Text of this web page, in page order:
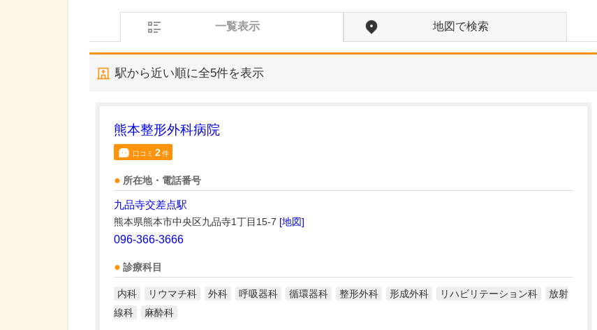
一覧表示 地図で検索
駅から近い順に全5件を表示
熊本整形外科病院
口コミ 2件
所在地・電話番号
九品寺交差点駅
熊本県熊本市中央区九品寺1丁目15-7 [地図]
096-366-3666
診療科目
内科 リウマチ科 外科 呼吸器科 循環器科 整形外科 形成外科 リハビリテーション科
放射
線科
麻酔科
たのにはどのような理由があったのでしょうか?
心不全という病気は発症
すると治ることはなく、